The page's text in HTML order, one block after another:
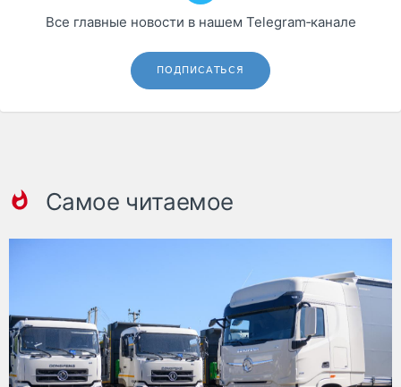
Все главные новости в нашем Telegram‑канале
ПОДПИСАТЬСЯ
Самое читаемое